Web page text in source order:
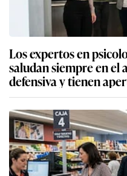
Los expertos en
saludan siempre en el
defensiva y tienen